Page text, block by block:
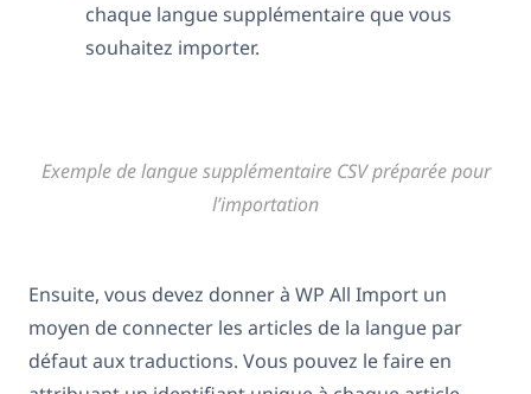
chaque langue supplémentaire que vous
souhaitez importer.
Exemple de langue supplémentaire CSV préparée pour
l’importation
Ensuite, vous devez donner à WP All Import un
moyen de connecter les articles de la langue par
défaut aux traductions. Vous pouvez le faire en